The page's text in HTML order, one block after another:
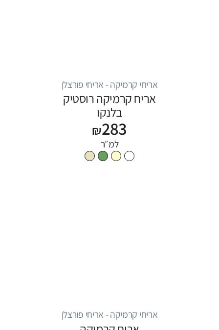
אריחי קרמיקה - אריחי פורצלן
אריח קרמיקה רוסטיק
בלנקו
₪283
למ״ר
אריחי קרמיקה - אריחי פורצלן